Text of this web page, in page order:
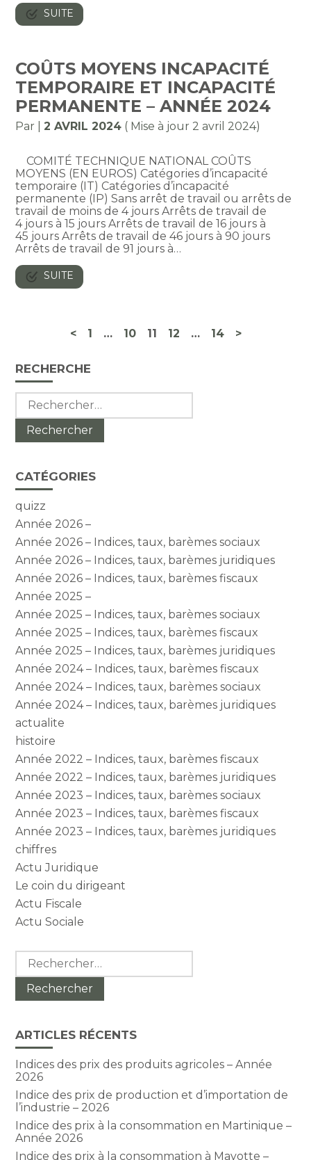
SUITE
COÛTS MOYENS INCAPACITÉ
TEMPORAIRE ET INCAPACITÉ
PERMANENTE – ANNÉE 2024
Par |2 AVRIL 2024 ( Mise à jour 2 avril 2024)
COMITÉ TECHNIQUE NATIONAL COÛTS
MOYENS (EN EUROS) Catégories d’incapacité
temporaire (IT) Catégories d’incapacité
permanente (IP) Sans arrêt de travail ou arrêts de
travail de moins de 4 jours Arrêts de travail de
4 jours à 15 jours Arrêts de travail de 16 jours à
45 jours Arrêts de travail de 46 jours à 90 jours
Arrêts de travail de 91 jours à…
SUITE
Navigation
< 1 … 10 11 12 … 14 >
Blog
sidebar
RECHERCHE
Rechercher :
CATÉGORIES
quizz
Année 2026 –
Année 2026 – Indices, taux, barèmes sociaux
Année 2026 – Indices, taux, barèmes juridiques
Année 2026 – Indices, taux, barèmes fiscaux
Année 2025 –
Année 2025 – Indices, taux, barèmes sociaux
Année 2025 – Indices, taux, barèmes fiscaux
Année 2025 – Indices, taux, barèmes juridiques
Année 2024 – Indices, taux, barèmes fiscaux
Année 2024 – Indices, taux, barèmes sociaux
Année 2024 – Indices, taux, barèmes juridiques
actualite
histoire
Année 2022 – Indices, taux, barèmes fiscaux
Année 2022 – Indices, taux, barèmes juridiques
Année 2023 – Indices, taux, barèmes sociaux
Année 2023 – Indices, taux, barèmes fiscaux
Année 2023 – Indices, taux, barèmes juridiques
chiffres
Actu Juridique
Le coin du dirigeant
Actu Fiscale
Actu Sociale
Rechercher :
ARTICLES RÉCENTS
Indices des prix des produits agricoles – Année
2026
Indice des prix de production et d’importation de
l’industrie – 2026
Indice des prix à la consommation en Martinique –
Année 2026
Indice des prix à la consommation à Mayotte –